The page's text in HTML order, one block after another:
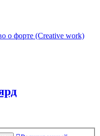
о форте (Creative work)